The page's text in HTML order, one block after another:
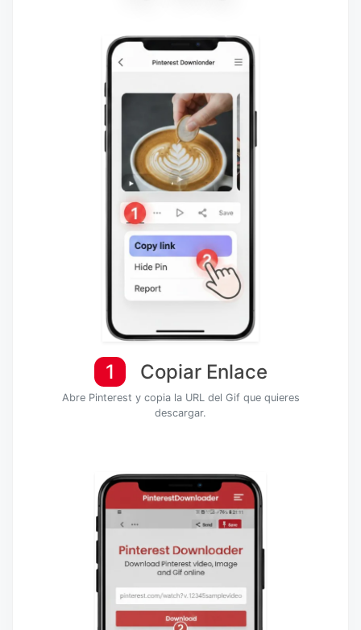
1 Copiar Enlace
Abre Pinterest y copia la URL del Gif que quieres
descargar.